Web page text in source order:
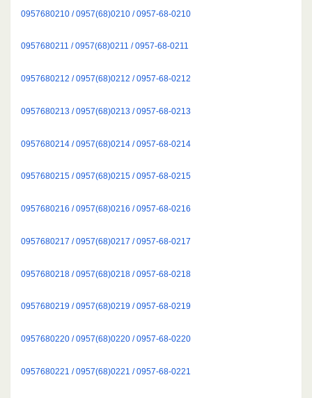
0957680210 / 0957(68)0210 / 0957-68-0210
0957680211 / 0957(68)0211 / 0957-68-0211
0957680212 / 0957(68)0212 / 0957-68-0212
0957680213 / 0957(68)0213 / 0957-68-0213
0957680214 / 0957(68)0214 / 0957-68-0214
0957680215 / 0957(68)0215 / 0957-68-0215
0957680216 / 0957(68)0216 / 0957-68-0216
0957680217 / 0957(68)0217 / 0957-68-0217
0957680218 / 0957(68)0218 / 0957-68-0218
0957680219 / 0957(68)0219 / 0957-68-0219
0957680220 / 0957(68)0220 / 0957-68-0220
0957680221 / 0957(68)0221 / 0957-68-0221